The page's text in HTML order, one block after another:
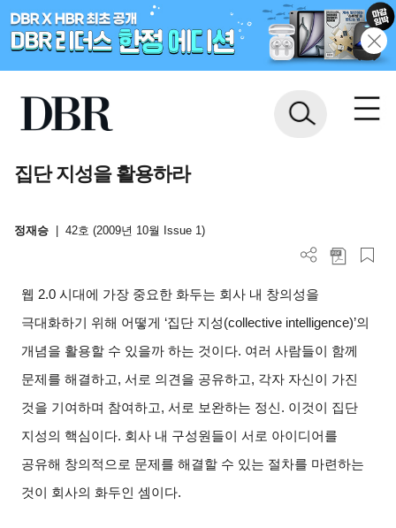
집단 지성을 활용하라
정재승 42호 (2009년 10월 Issue 1)
웹 2.0 시대에 가장 중요한 화두는 회사 내 창의성을
극대화하기 위해 어떻게 ‘집단 지성(collective intelligence)’의
개념을 활용할 수 있을까 하는 것이다. 여러 사람들이 함께
문제를 해결하고, 서로 의견을 공유하고, 각자 자신이 가진
것을 기여하며 참여하고, 서로 보완하는 정신. 이것이 집단
지성의 핵심이다. 회사 내 구성원들이 서로 아이디어를
공유해 창의적으로 문제를 해결할 수 있는 절차를 마련하는
것이 회사의 화두인 셈이다.